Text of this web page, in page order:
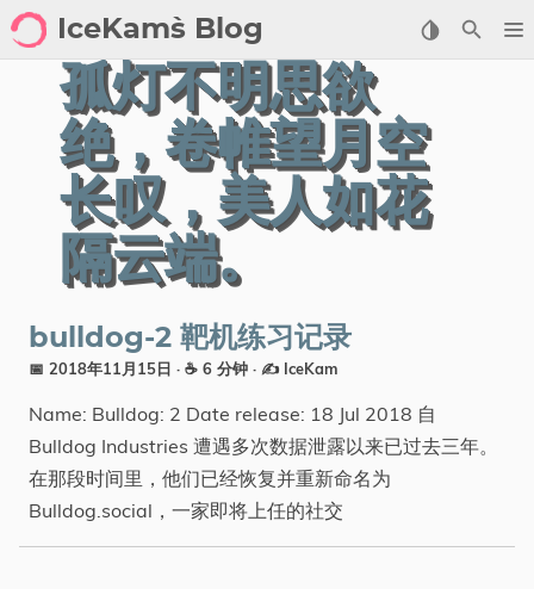
IceKam`s Blog
工具
剑客导航
关于
标签
分类
孤灯不明思欲
绝，卷帷望月空
长叹，美人如花
隔云端。
bulldog-2 靶机练习记录
📅 2018年11月15日 · ☕ 6 分钟 · ✍️ IceKam
Name: Bulldog: 2 Date release: 18 Jul 2018 自
Bulldog Industries 遭遇多次数据泄露以来已过去三年。
在那段时间里，他们已经恢复并重新命名为
Bulldog.social，一家即将上任的社交